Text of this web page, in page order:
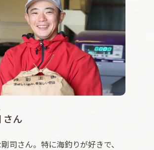
さん
司さん。特に海釣りが好きで、